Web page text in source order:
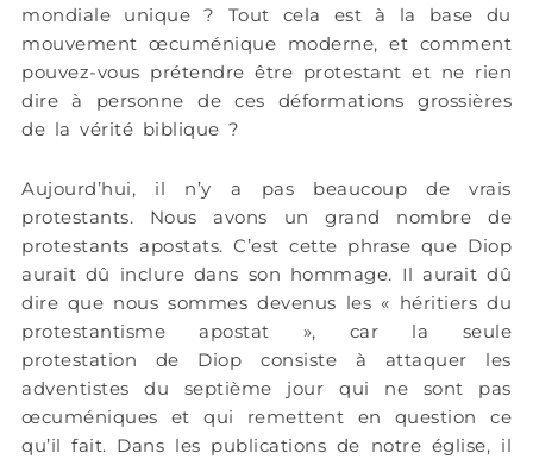
mondiale unique ? Tout cela est à la base du
mouvement œcuménique moderne, et comment
pouvez-vous prétendre être protestant et ne rien
dire à personne de ces déformations grossières
de la vérité biblique ?
Aujourd’hui, il n’y a pas beaucoup de vrais
protestants. Nous avons un grand nombre de
protestants apostats. C’est cette phrase que Diop
aurait dû inclure dans son hommage. Il aurait dû
dire que nous sommes devenus les « héritiers du
protestantisme apostat », car la seule
protestation de Diop consiste à attaquer les
adventistes du septième jour qui ne sont pas
œcuméniques et qui remettent en question ce
qu’il fait. Dans les publications de notre église, il